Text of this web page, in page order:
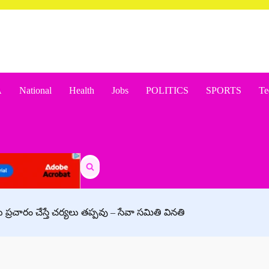
National Health Jobs POLITICS SPORTS
Search
for:
ప్రచారం చేస్తే చర్యలు తప్పవు – సేవా సమితి వినతి